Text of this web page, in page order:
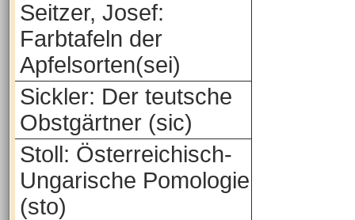
Seitzer, Josef:
Farbtafeln der
Apfelsorten(sei)
Sickler: Der teutsche
Obstgärtner (sic)
Stoll: Österreichisch-
Ungarische Pomologie
(sto)